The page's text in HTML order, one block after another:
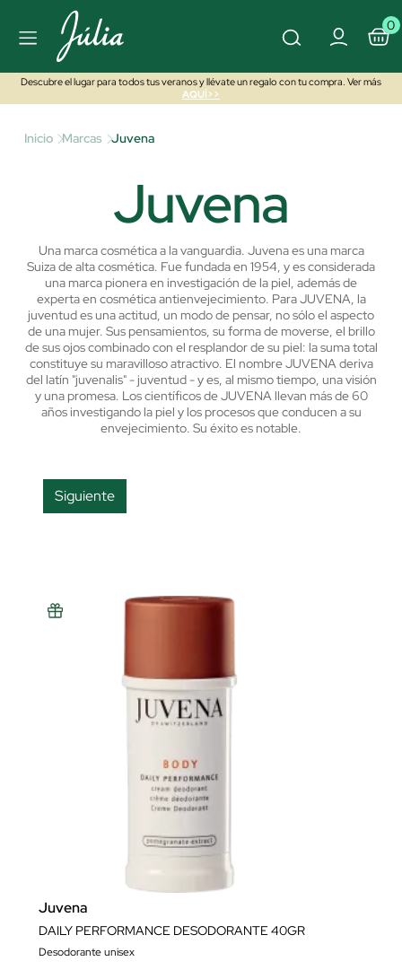
0
Descubre el lugar para todos tus veranos y llévate un regalo con tu compra. Ver más
AQUÍ>>
Inicio Marcas Juvena
Juvena
Una marca cosmética a la vanguardia. Juvena es una marca
Suiza de alta cosmética. Fue fundada en 1954, y es considerada
una marca pionera en investigación de la piel, además de
experta en cosmética antienvejecimiento. Para JUVENA, la
juventud es una actitud, un modo de pensar, no sólo el aspecto
de una mujer. Sus pensamientos, su forma de moverse, el brillo
de sus ojos combinado con el resplandor de su piel: la suma total
constituye su maravilloso atractivo. El nombre JUVENA deriva
del latín "juvenalis" - juventud - y es, al mismo tiempo, una visión
y una promesa. Los científicos de JUVENA llevan más de 60
años investigando la piel y los procesos que conducen a su
envejecimiento. Su éxito es notable.
Siguiente
Juvena
DAILY PERFORMANCE DESODORANTE 40GR
Desodorante unisex